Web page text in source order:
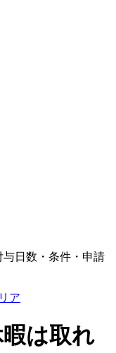
日数・条件・申請
ア
は取れ